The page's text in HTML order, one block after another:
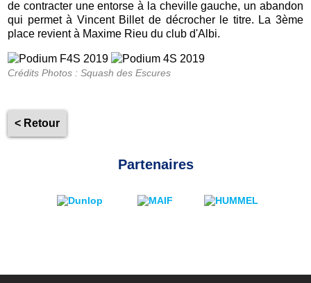
de contracter une entorse à la cheville gauche, un abandon
qui permet à Vincent Billet de décrocher le titre. La 3ème
place revient à Maxime Rieu du club d'Albi.
Crédits Photos : Squash des Escures
< Retour
Partenaires